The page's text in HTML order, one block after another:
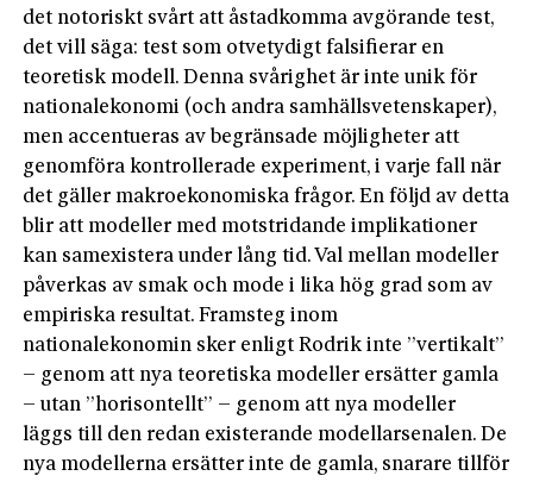
det notoriskt svårt att åstadkomma avgörande test,
det vill säga: test som otvetydigt falsifierar en
teoretisk modell. Denna svårighet är inte unik för
nationalekonomi (och andra samhällsvetenskaper),
men accentueras av begränsade möjligheter att
genomföra kontrollerade experiment, i varje fall när
det gäller makroekonomiska frågor. En följd av detta
blir att modeller med motstridande implikationer
kan samexistera under lång tid. Val mellan modeller
påverkas av smak och mode i lika hög grad som av
empiriska resultat. Framsteg inom
nationalekonomin sker enligt Rodrik inte ”vertikalt”
– genom att nya teoretiska modeller ersätter gamla
– utan ”horisontellt” – genom att nya modeller
läggs till den redan existerande modellarsenalen. De
nya modellerna ersätter inte de gamla, snarare tillför